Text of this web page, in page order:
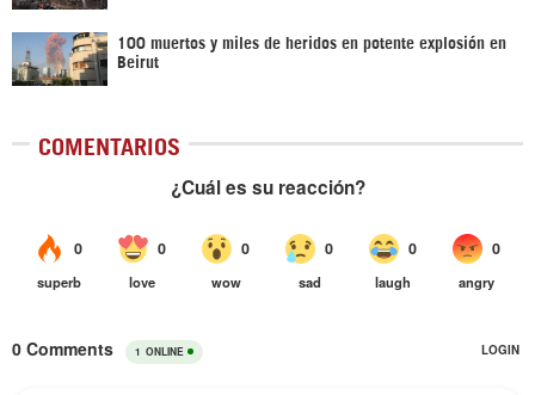
100 muertos y miles de heridos en potente explosión en
Beirut
COMENTARIOS